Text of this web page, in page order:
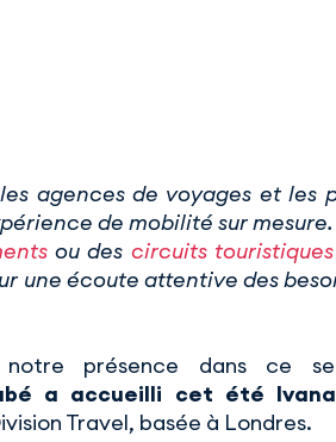
agences de voyages et les
de mobilité sur
ou des circuits
une écoute attentive des
présence dans ce
a accueilli cet été
Travel, basée à Londres.